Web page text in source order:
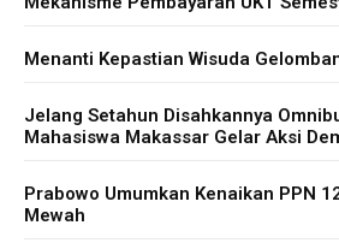
Menanti Kepastian Wisuda
Jelang Setahun Disahkannya
Mahasiswa Makassar Gelar Aksi
Prabowo Umumkan Kenaikan PPN
Mewah